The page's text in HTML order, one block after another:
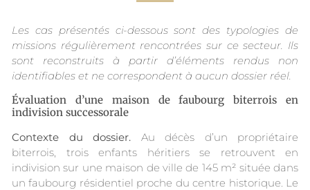
Les cas présentés ci-dessous sont des typologies de
missions régulièrement rencontrées sur ce secteur. Ils
sont reconstruits à partir d’éléments rendus non
identifiables et ne correspondent à aucun dossier réel.
Évaluation d’une maison de faubourg biterrois en
indivision successorale
Contexte du dossier. Au décès d’un propriétaire
biterrois, trois enfants héritiers se retrouvent en
indivision sur une maison de ville de 145 m² située dans
un faubourg résidentiel proche du centre historique. Le